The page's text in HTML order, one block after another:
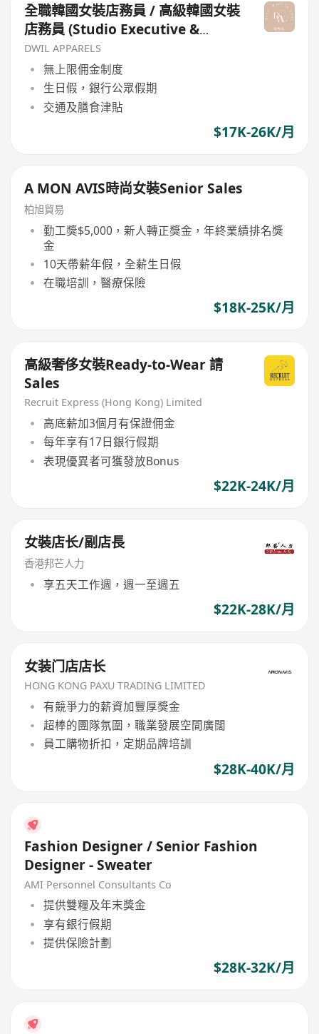
全職韓國女裝店務員 / 高級韓國女裝
店務員 (Studio Executive &
Brand Ambassador)
DWIL APPARELS
無上限佣金制度
生日假，銀行公眾假期
交通及膳食津貼
$17K-26K/月
A MON AVIS時尚女裝Senior Sales
柏旭貿易
勤工獎$5,000，新人轉正獎金，年終業績排名獎
金
10天帶薪年假，全薪生日假
在職培訓，醫療保險
$18K-25K/月
高級奢侈女裝Ready-to-Wear 請
Sales
Recruit Express (Hong Kong) Limited
高底薪加3個月有保證佣金
每年享有17日銀行假期
表現優異者可獲發放Bonus
$22K-24K/月
女裝店长/副店長
香港邦芒人力
享五天工作週，週一至週五
$22K-28K/月
女装门店店长
HONG KONG PAXU TRADING LIMITED
有競爭力的薪資加豐厚獎金
超棒的團隊氛圍，職業發展空間廣闊
員工購物折扣，定期品牌培訓
$28K-40K/月
Fashion Designer / Senior Fashion
Designer - Sweater
AMI Personnel Consultants Co
提供雙糧及年末獎金
享有銀行假期
提供保險計劃
$28K-32K/月